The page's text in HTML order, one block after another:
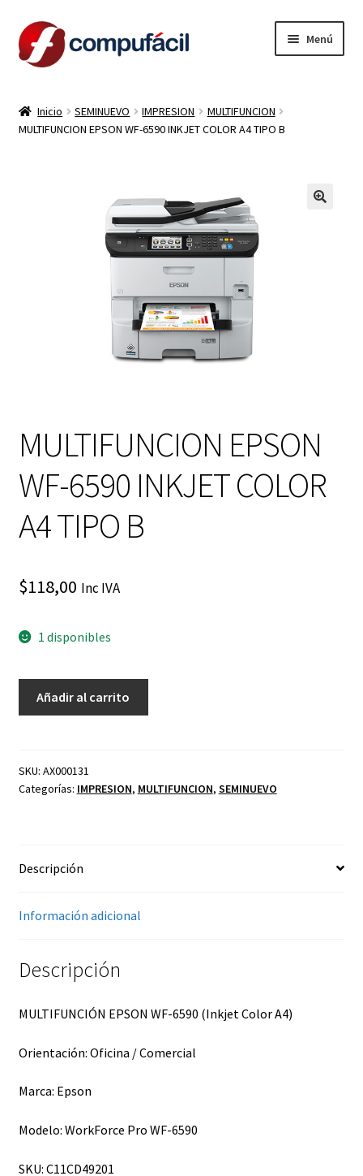
Ir
a
Ir
al
contenido
Menú
ARMA TU COMBO
el
Inicio SEMINUEVO IMPRESION
MULTIFUNCION
MULTIFUNCION EPSON WF-6590 INKJET COLOR A4 TIPO B
MULTIFUNCION EPSON
WF-6590 INKJET COLOR
A4 TIPO B
$118,00 Inc IVA
1 disponibles
INKJET
COLOR
cantidad
Añadir al carrito
SKU: AX000131
Categorías: IMPRESION, MULTIFUNCION, SEMINUEVO
Descripción
Información adicional
Descripción
MULTIFUNCIÓN EPSON WF-6590 (Inkjet Color A4)
Orientación: Oficina / Comercial
Marca: Epson
Modelo: WorkForce Pro WF-6590
SKU: C11CD49201